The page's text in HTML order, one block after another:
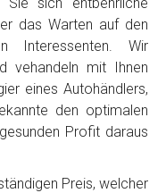
das Warten auf den
Interessenten. Wir
vehandeln mit Ihnen
eines Autohändlers,
den optimalen
Profit daraus
Preis, welcher